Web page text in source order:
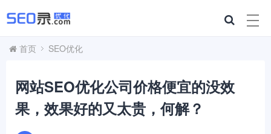
首页 SEO优化
网站SEO优化公司价格便宜的没效
果，效果好的又太贵，何解？